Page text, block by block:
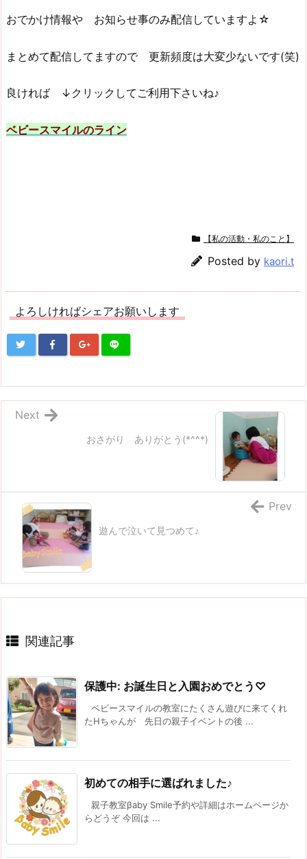
おでかけ情報や お知らせ事のみ配信していますよ☆
まとめて配信してますので 更新頻度は大変少ないです(笑)
良ければ ↓クリックしてご利用下さいね♪
ベビースマイルのライン
【私の活動・私のこと】
Posted by kaori.t
よろしければシェアお願いします
おさがり ありがとう(*^^*)
Next
遊んで泣いて見つめて♪
Prev
関連記事
保護中: お誕生日と入園おめでとう♡
ベビースマイルの教室にたくさん遊びに来てくれ
たHちゃんが 先日の親子イベントの後 ...
初めての相手に選ばれました♪
親子教室βaby Smile予約や詳細はホームページか
らどうぞ 今回は ...